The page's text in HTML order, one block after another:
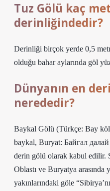
Tuz Gölü kaç
derinliğindedir?
Derinliği birçok yerde 0,5
olduğu bahar aylarında göl
Dünyanın en
nerededir?
Baykal Gölü (Türkçe: Bay
baykal, Buryat: Байгал
derin gölü olarak kabul edilir.
Oblastı ve Buryatya arasında
yakınlarındaki göle